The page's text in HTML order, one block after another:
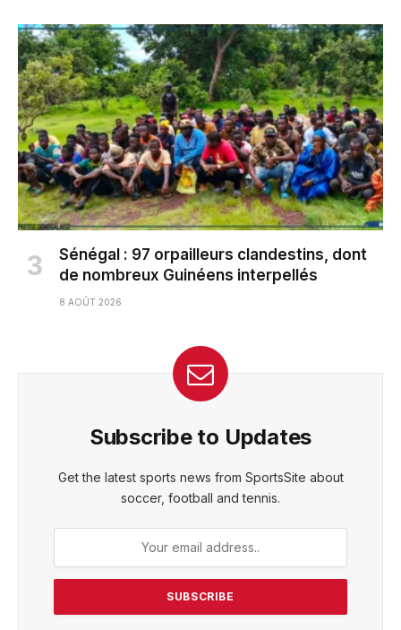
Sénégal : 97 orpailleurs clandestins, dont
de nombreux Guinéens interpellés
8 AOÛT 2026
Subscribe to Updates
Get the latest sports news from SportsSite about
soccer, football and tennis.